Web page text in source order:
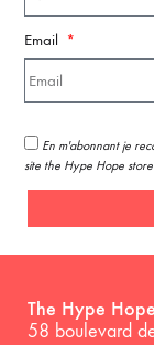
Email
En m'abonnant je
site the Hype Hope store
The Hype
58 boulevard